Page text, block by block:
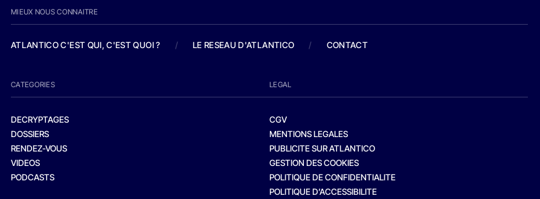
MIEUX NOUS CONNAITRE
ATLANTICO C'EST QUI, C'EST QUOI ? / LE RESEAU D'ATLANTICO / CONTACT
CATEGORIES
DECRYPTAGES
DOSSIERS
RENDEZ-VOUS
VIDEOS
PODCASTS
LEGAL
CGV
MENTIONS LEGALES
PUBLICITE SUR ATLANTICO
GESTION DES COOKIES
POLITIQUE DE CONFIDENTIALITE
POLITIQUE D’ACCESSIBILITE